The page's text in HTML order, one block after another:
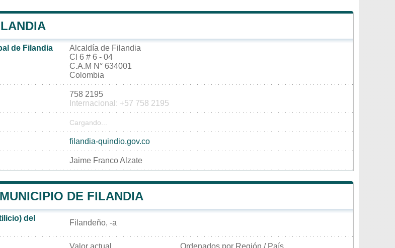
de Filandia
Alcaldía de Filandia
Cl 6 # 6 - 04
C.A.M N° 634001
Colombia
758 2195
Internacional: +57 758 2195
Cargando...
filandia-quindio.gov.co
Jaime Franco Alzate
DE FILANDIA
del
Filandeño, -a
Valor actual Ordenados por Región / País